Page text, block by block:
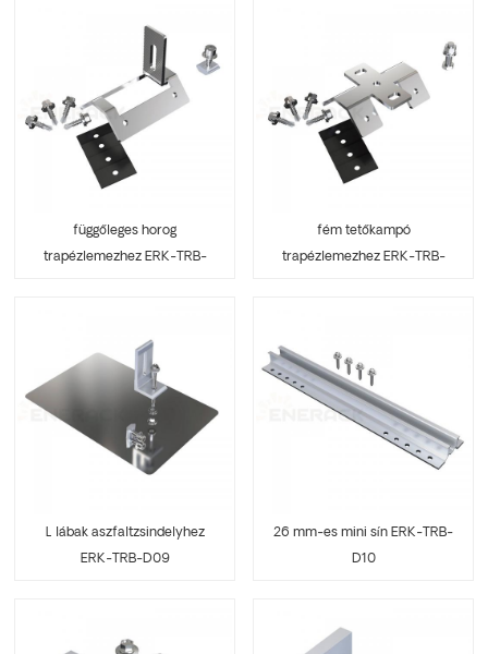
függőleges horog
trapézlemezhez ERK-TRB-
fém tetőkampó
trapézlemezhez ERK-TRB-
L lábak aszfaltzsindelyhez
ERK-TRB-D09
26 mm-es mini sín ERK-TRB-
D10